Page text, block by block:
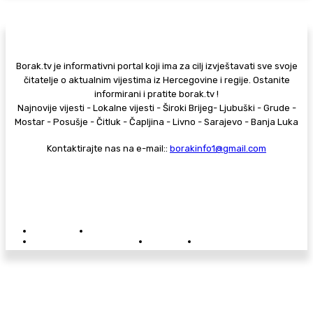
Borak.tv je informativni portal koji ima za cilj izvještavati sve svoje
čitatelje o aktualnim vijestima iz Hercegovine i regije. Ostanite
informirani i pratite borak.tv !
Najnovije vijesti - Lokalne vijesti - Široki Brijeg- Ljubuški - Grude -
Mostar - Posušje - Čitluk - Čapljina - Livno - Sarajevo - Banja Luka
Kontaktirajte nas na e-mail:: borakinfo1@gmail.com